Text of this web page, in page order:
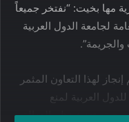
مها بخيت: “نفتخر جميعاً
لجامعة الدول العربية
لهذا التعاون المثمر
للدول العربية لمنع
وتعزيز نظم العدالة